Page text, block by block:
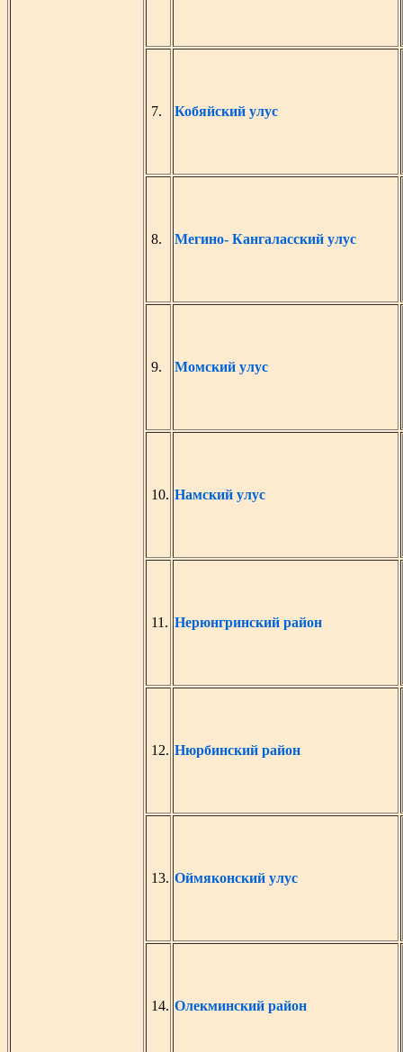
7. Кобяйский улус
8. Мегино- Кангаласский улус
9. Момский улус
10. Намский улус
11. Нерюнгринский район
12. Нюрбинский район
13. Оймяконский улус
14. Олекминский район